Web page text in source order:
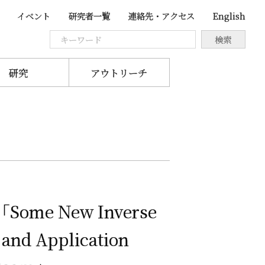
イベント 研究者一覧 連絡先・アクセス English
研究 アウトリーチ
Some New Inverse
Application